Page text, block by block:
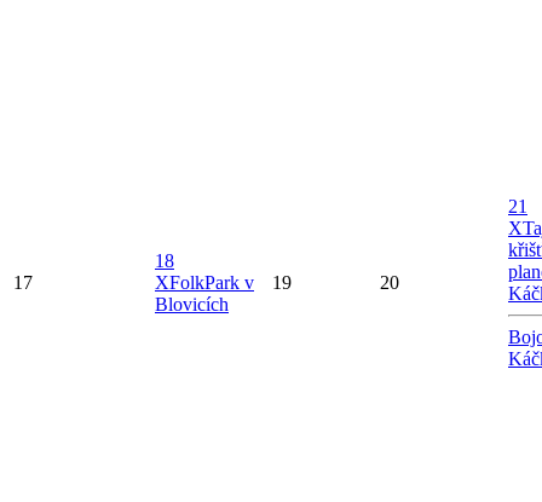
17
18
XFolkPark v
Blovicích
19 20
21
X